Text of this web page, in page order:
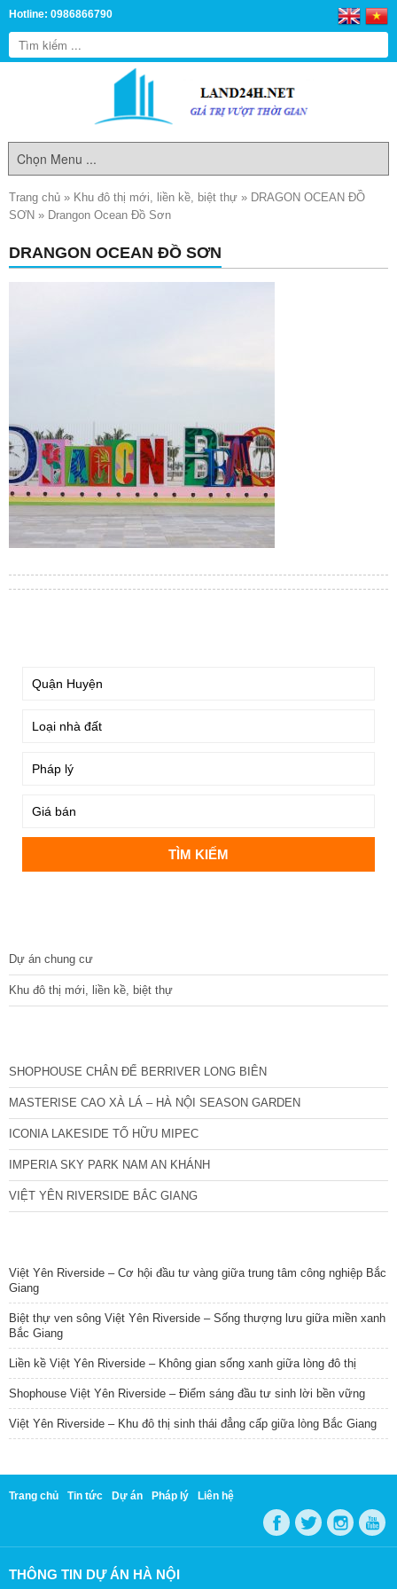
Hotline: 0986866790
Trang chủ » Khu đô thị mới, liền kề, biệt thự » DRAGON OCEAN ĐỒ
SƠN » Drangon Ocean Đồ Sơn
DRANGON OCEAN ĐỒ SƠN
Dự án chung cư
Khu đô thị mới, liền kề, biệt thự
SHOPHOUSE CHÂN ĐẾ BERRIVER LONG BIÊN
MASTERISE CAO XÀ LÁ – HÀ NỘI SEASON GARDEN
ICONIA LAKESIDE TỐ HỮU MIPEC
IMPERIA SKY PARK NAM AN KHÁNH
VIỆT YÊN RIVERSIDE BẮC GIANG
Việt Yên Riverside – Cơ hội đầu tư vàng giữa trung tâm công nghiệp Bắc
Giang
Biệt thự ven sông Việt Yên Riverside – Sống thượng lưu giữa miền xanh
Bắc Giang
Liền kề Việt Yên Riverside – Không gian sống xanh giữa lòng đô thị
Shophouse Việt Yên Riverside – Điểm sáng đầu tư sinh lời bền vững
Việt Yên Riverside – Khu đô thị sinh thái đẳng cấp giữa lòng Bắc Giang
Trang chủ Tin tức Dự án Pháp lý Liên hệ
THÔNG TIN DỰ ÁN HÀ NỘI